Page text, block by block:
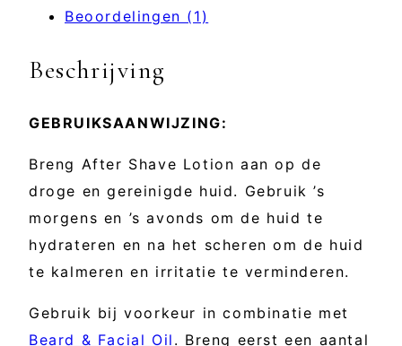
Beoordelingen (1)
Beschrijving
GEBRUIKSAANWIJZING:
Breng After Shave Lotion aan op de
droge en gereinigde huid. Gebruik ’s
morgens en ’s avonds om de huid te
hydrateren en na het scheren om de huid
te kalmeren en irritatie te verminderen.
Gebruik bij voorkeur in combinatie met
Beard & Facial Oil . Breng eerst een aantal